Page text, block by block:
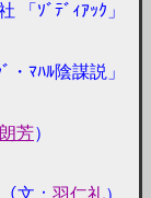
「ｿﾞﾃﾞｨｱｯｸ」
ﾏﾊﾙ陰謀説」
芳）
文： 羽仁礼）